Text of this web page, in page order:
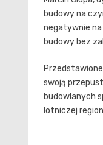
budowy na
negatywnie
budowy bez
swoją
budowlanych
lotniczej